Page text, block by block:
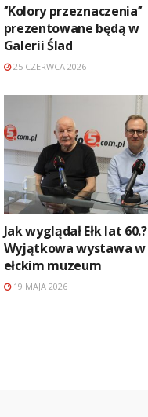
‘’Kolory przeznaczenia’’
prezentowane będą w
Galerii Ślad
25 CZERWCA 2026
Jak wyglądał Ełk lat 60.?
Wyjątkowa wystawa w
ełckim muzeum
19 MAJA 2026